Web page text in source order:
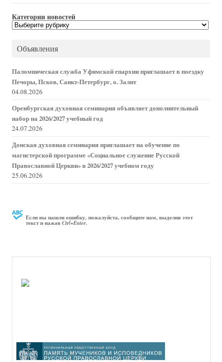
Категории новостей
Категории
новостей
Объявления
Паломническая служба Уфимской епархии приглашает в поездку
Печоры, Псков, Санкт-Петербург, о. Залит
04.08.2026
Оренбургская духовная семинария объявляет дополнительный
набор на 2026/2027 учебный год
24.07.2026
Донская духовная семинария приглашает на обучение по
магистерской программе «Социальное служение Русской
Православной Церкви» в 2026/2027 учебном году
25.06.2026
Если вы нашли ошибку, пожалуйста, сообщите нам, выделив этот
текст и нажавCtrl+Enter.